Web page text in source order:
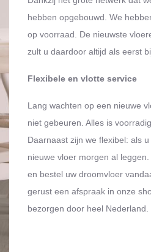
hebben opgebouwd. We
op voorraad. De nieuwste
zult u daardoor altijd als eerst
Flexibele en vlotte service
Lang wachten op een nieuwe
niet gebeuren. Alles is
Daarnaast zijn we flexibel: als
nieuwe vloer morgen al
en bestel uw droomvloer
gerust een afspraak in onze
bezorgen door heel Nederland.